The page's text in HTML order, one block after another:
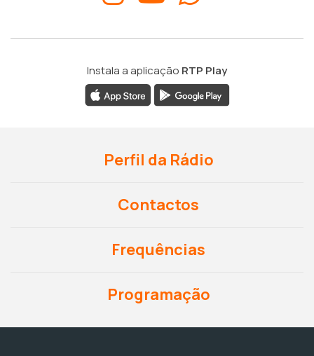
Instala a aplicação RTP Play
Perfil da Rádio
Contactos
Frequências
Programação